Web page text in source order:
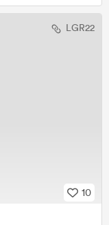
LGR22
10